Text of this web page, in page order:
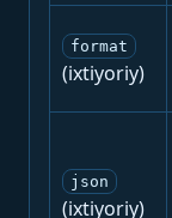
format
(ixtiyoriy)
json
(ixtiyoriy)